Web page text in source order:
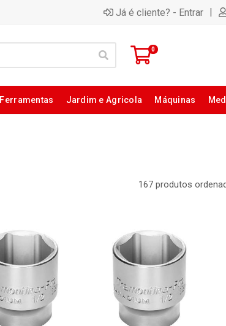
Já é cliente? - Entrar |
0
Ferramentas Jardim e Agricola Máquinas
167 produtos